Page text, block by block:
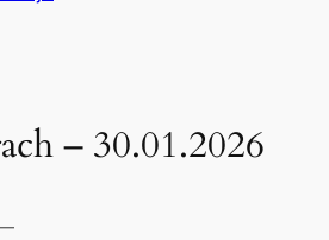
– 30.01.2026